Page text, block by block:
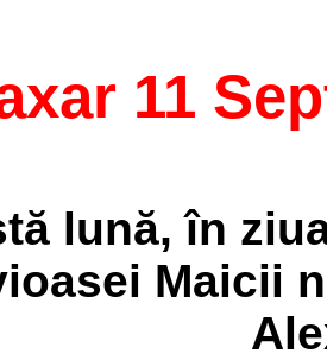
11
lună, în
Maicii